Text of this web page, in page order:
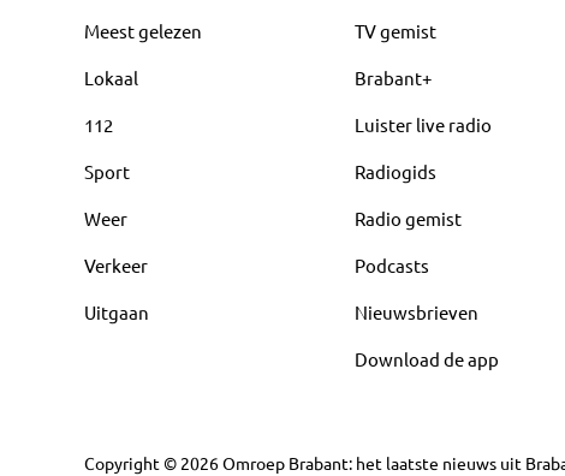
Meest gelezen
Lokaal
112
Sport
Weer
Verkeer
Uitgaan
TV gemist
Brabant+
Luister live radio
Radiogids
Radio gemist
Podcasts
Nieuwsbrieven
Download de app
Copyright © 2026Omroep Brabant: het laatste nieuws uit